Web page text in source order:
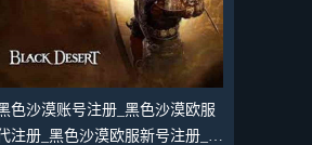
色沙漠账号注册_黑色沙漠欧服
注册_黑色沙漠欧服新号注册_可